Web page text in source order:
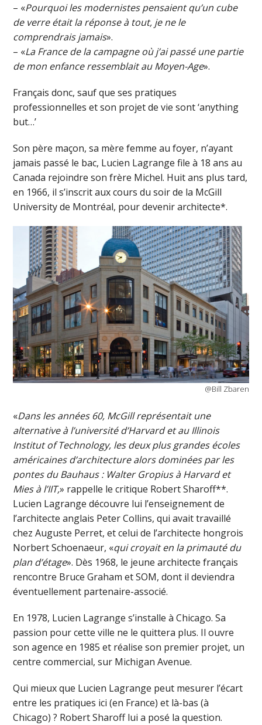
– «Pourquoi les modernistes pensaient qu’un cube
de verre était la réponse à tout, je ne le
comprendrais jamais».
– «La France de la campagne où j’ai passé une partie
de mon enfance ressemblait au Moyen-Age».
Français donc, sauf que ses pratiques
professionnelles et son projet de vie sont ‘anything
but…’
Son père maçon, sa mère femme au foyer, n’ayant
jamais passé le bac, Lucien Lagrange file à 18 ans au
Canada rejoindre son frère Michel. Huit ans plus tard,
en 1966, il s’inscrit aux cours du soir de la McGill
University de Montréal, pour devenir architecte*.
@Bill Zbaren
«Dans les années 60, McGill représentait une
alternative à l’université d’Harvard et au Illinois
Institut of Technology, les deux plus grandes écoles
américaines d’architecture alors dominées par les
pontes du Bauhaus : Walter Gropius à Harvard et
Mies à l’IIT,» rappelle le critique Robert Sharoff**.
Lucien Lagrange découvre lui l’enseignement de
l’architecte anglais Peter Collins, qui avait travaillé
chez Auguste Perret, et celui de l’architecte hongrois
Norbert Schoenaeur, «qui croyait en la primauté du
plan d’étage». Dès 1968, le jeune architecte français
rencontre Bruce Graham et SOM, dont il deviendra
éventuellement partenaire-associé.
En 1978, Lucien Lagrange s’installe à Chicago. Sa
passion pour cette ville ne le quittera plus. Il ouvre
son agence en 1985 et réalise son premier projet, un
centre commercial, sur Michigan Avenue.
Qui mieux que Lucien Lagrange peut mesurer l’écart
entre les pratiques ici (en France) et là-bas (à
Chicago) ? Robert Sharoff lui a posé la question.